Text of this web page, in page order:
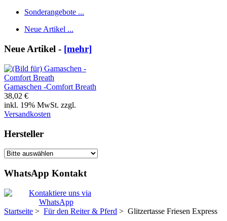
Sonderangebote ...
Neue Artikel ...
Neue Artikel - [mehr]
Gamaschen -Comfort Breath
38,02 €
inkl. 19% MwSt. zzgl.
Versandkosten
Hersteller
WhatsApp Kontakt
Startseite > Für den Reiter & Pferd > Glitzertasse Friesen Express